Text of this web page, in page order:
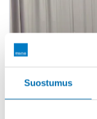
Suostumus